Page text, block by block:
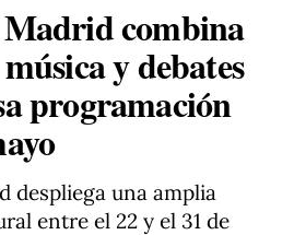
combina
y debates
programación
despliega una amplia
entre el 22 y el 31 de